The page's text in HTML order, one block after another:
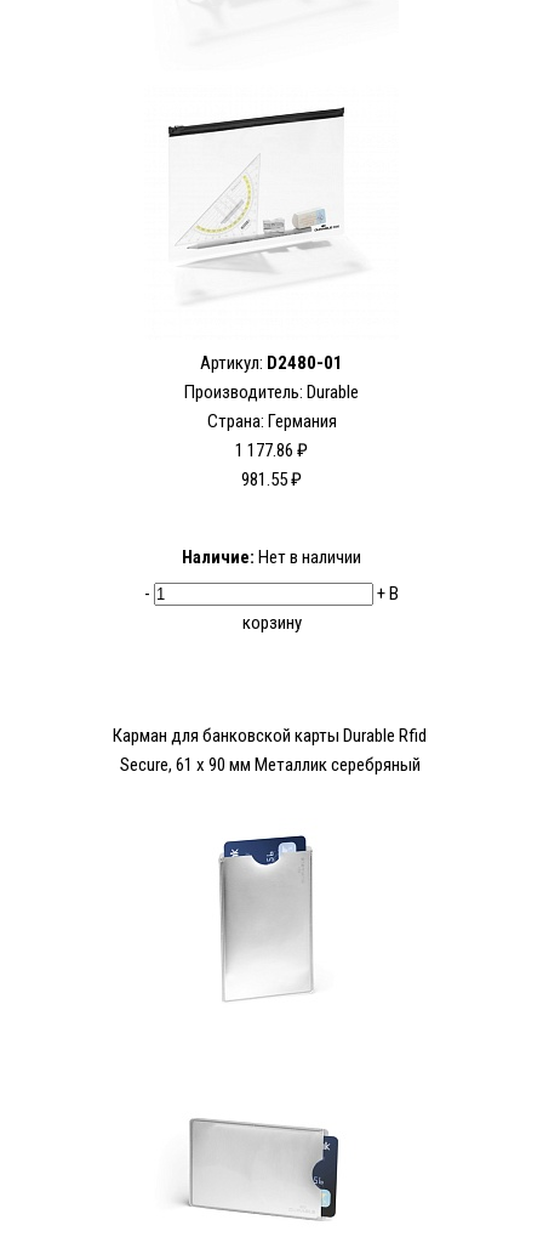
Артикул: D2480-01
Производитель: Durable
Страна: Германия
1 177.86 ₽
981.55 ₽
Наличие: Нет в наличии
-
+В
корзину
Карман для банковской карты Durable Rfid
Secure, 61 x 90 мм Металлик серебряный